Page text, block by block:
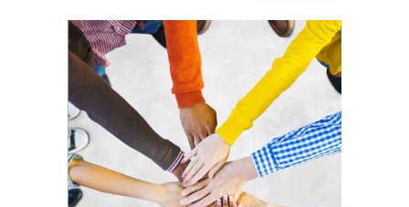
La prévention des conflits
d’intérêts
18 septembre 2023
FEUILLETER